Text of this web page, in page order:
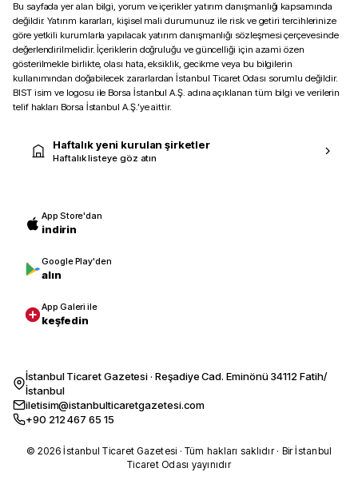
Bu sayfada yer alan bilgi, yorum ve içerikler yatırım danışmanlığı kapsamında
değildir. Yatırım kararları, kişisel mali durumunuz ile risk ve getiri tercihlerinize
göre yetkili kurumlarla yapılacak yatırım danışmanlığı sözleşmesi çerçevesinde
değerlendirilmelidir. İçeriklerin doğruluğu ve güncelliği için azami özen
gösterilmekle birlikte, olası hata, eksiklik, gecikme veya bu bilgilerin
kullanımından doğabilecek zararlardan İstanbul Ticaret Odası sorumlu değildir.
BIST isim ve logosu ile Borsa İstanbul A.Ş. adına açıklanan tüm bilgi ve verilerin
telif hakları Borsa İstanbul A.Ş.’ye aittir.
Haftalık yeni kurulan şirketler
Haftalık listeye göz atın
App Store'dan
indirin
Google Play'den
alın
App Galeri ile
keşfedin
İstanbul Ticaret Gazetesi · Reşadiye Cad. Eminönü 34112 Fatih/
İstanbul
iletisim@istanbulticaretgazetesi.com
+90 212 467 65 15
© 2026 İstanbul Ticaret Gazetesi · Tüm hakları saklıdır · Bir İstanbul
Ticaret Odası yayınıdır